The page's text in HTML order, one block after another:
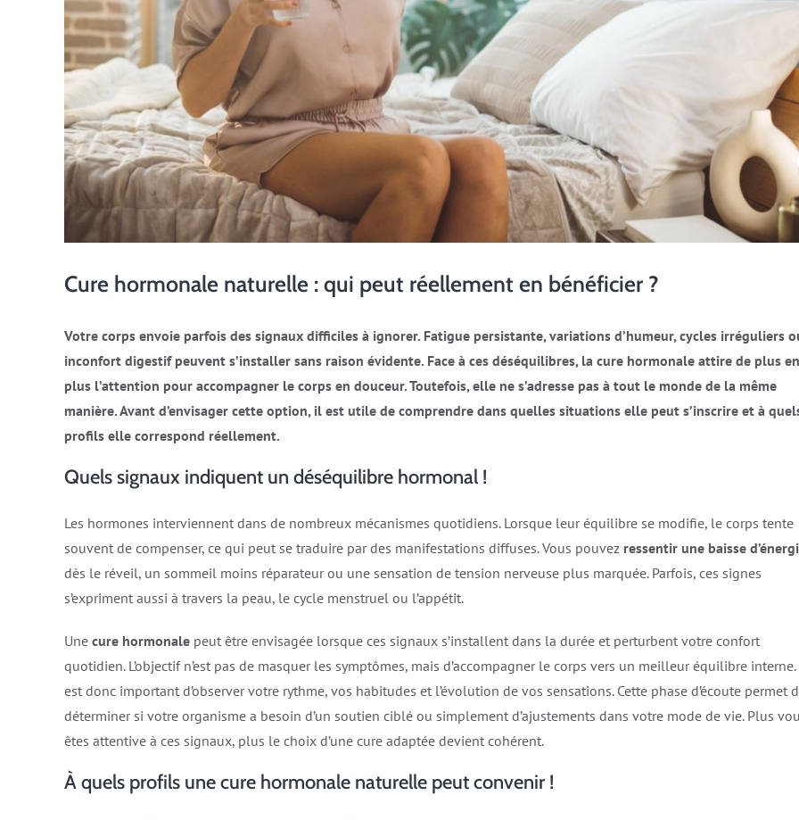
Cure hormonale naturelle : qui peut réellement en bénéficier ?
Votre corps envoie parfois des signaux difficiles à ignorer. Fatigue persistante, variations d’humeur, cycles irréguliers
inconfort digestif peuvent s’installer sans raison évidente. Face à ces déséquilibres, la cure hormonale attire de plus en
plus l’attention pour accompagner le corps en douceur. Toutefois, elle ne s’adresse pas à tout le monde de la même
manière. Avant d’envisager cette option, il est utile de comprendre dans quelles situations elle peut s’inscrire et à
profils elle correspond réellement.
Quels signaux indiquent un déséquilibre hormonal !
Les hormones interviennent dans de nombreux mécanismes quotidiens. Lorsque leur équilibre se modifie, le corps tente
souvent de compenser, ce qui peut se traduire par des manifestations diffuses. Vous pouvez ressentir une baisse
dès le réveil, un sommeil moins réparateur ou une sensation de tension nerveuse plus marquée. Parfois, ces signes
s’expriment aussi à travers la peau, le cycle menstruel ou l’appétit.
Une cure hormonale peut être envisagée lorsque ces signaux s’installent dans la durée et perturbent votre confort
quotidien. L’objectif n’est pas de masquer les symptômes, mais d’accompagner le corps vers un meilleur équilibre
est donc important d’observer votre rythme, vos habitudes et l’évolution de vos sensations. Cette phase d’écoute permet
déterminer si votre organisme a besoin d’un soutien ciblé ou simplement d’ajustements dans votre mode de vie. Plus
êtes attentive à ces signaux, plus le choix d’une cure adaptée devient cohérent.
À quels profils une cure hormonale naturelle peut convenir !